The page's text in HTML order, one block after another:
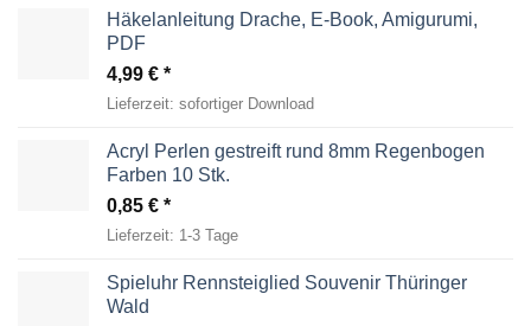
Häkelanleitung Drache, E-Book, Amigurumi,
PDF
4,99 €
Lieferzeit: sofortiger Download
Acryl Perlen gestreift rund 8mm Regenbogen
Farben 10 Stk.
0,85 €
Lieferzeit: 1-3 Tage
Spieluhr Rennsteiglied Souvenir Thüringer
Wald